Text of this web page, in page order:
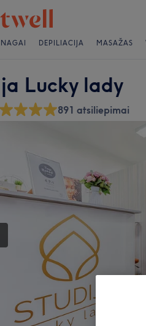
NAGAI DEPILIACIJA MASAŽAS
Lucky lady
891 atsiliepimai